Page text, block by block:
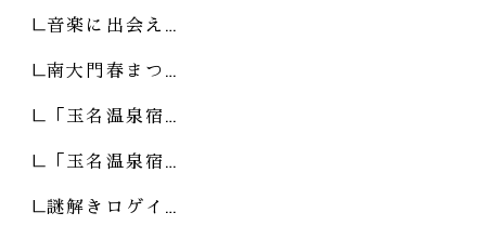
音楽に出会え…
南大門春まつ…
「玉名温泉宿…
「玉名温泉宿…
謎解きロゲイ…